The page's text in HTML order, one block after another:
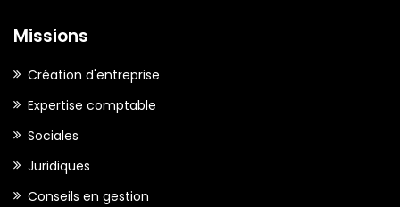
Missions
Création d'entreprise
Expertise comptable
Sociales
Juridiques
Conseils en gestion